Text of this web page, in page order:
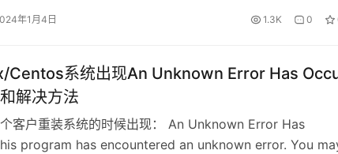
https://www.cnaaa.net/archives/4854
http://10.19.1.220:9256/m…
年1月4日 1.3K 0
Centos系统出现An Unknown Error Has
解决方法
客户重装系统的时候出现： An Unknown Error Has
program has encountered an unknown error. You